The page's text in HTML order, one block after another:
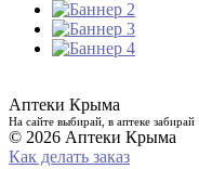
Аптеки Крыма
На сайте выбирай, в аптеке забирай
© 2026 Аптеки Крыма
Как делать заказ